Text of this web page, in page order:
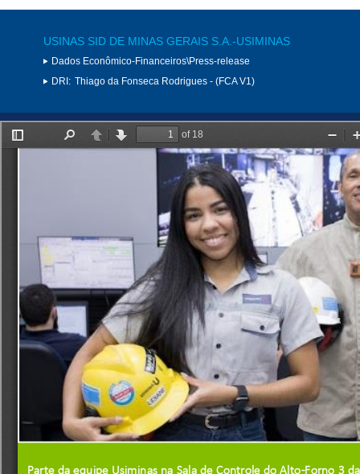
USINAS SID DE MINAS GERAIS S.A.-USIMINAS
Dados Econômico-Financeiros\Press-release
DRI: Thiago da Fonseca Rodrigues - (FCA V1)